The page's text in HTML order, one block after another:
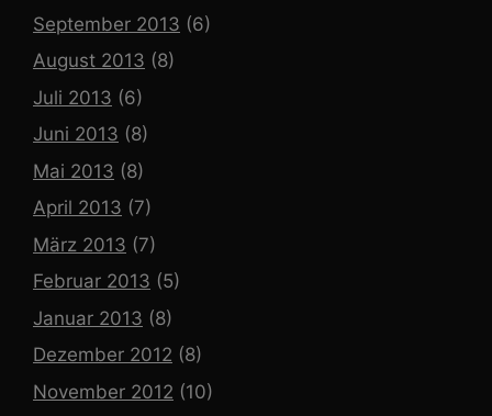
September 2013 (6)
August 2013 (8)
Juli 2013 (6)
Juni 2013 (8)
Mai 2013 (8)
April 2013 (7)
März 2013 (7)
Februar 2013 (5)
Januar 2013 (8)
Dezember 2012 (8)
November 2012 (10)